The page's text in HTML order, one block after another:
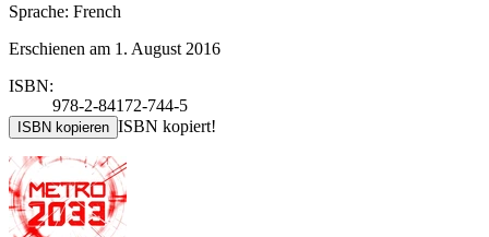
Sprache: French
Erschienen am 1. August 2016
ISBN:
978-2-84172-744-5
ISBN kopieren ISBN kopiert!